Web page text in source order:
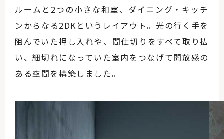
ルームと2つの小さな和室、ダイニング・キッチ
ンからなる2DKというレイアウト。光の行く手を
阻んでいた押し入れや、間仕切りをすべて取り払
い、細切れになっていた室内をつなげて開放感の
ある空間を構築しました。